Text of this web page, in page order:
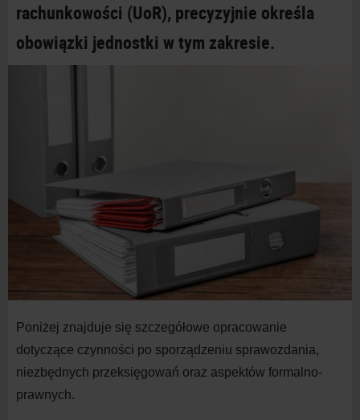
rachunkowości (UoR), precyzyjnie określa
obowiązki jednostki w tym zakresie.
Poniżej znajduje się szczegółowe opracowanie
dotyczące czynności po sporządzeniu sprawozdania,
niezbędnych przeksięgowań oraz aspektów formalno-
prawnych.